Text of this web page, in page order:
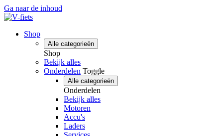
Ga naar de inhoud
Shop
Alle categorieën
Shop
Bekijk alles
Onderdelen Toggle
Alle categorieën
Onderdelen
Bekijk alles
Motoren
Accu's
Laders